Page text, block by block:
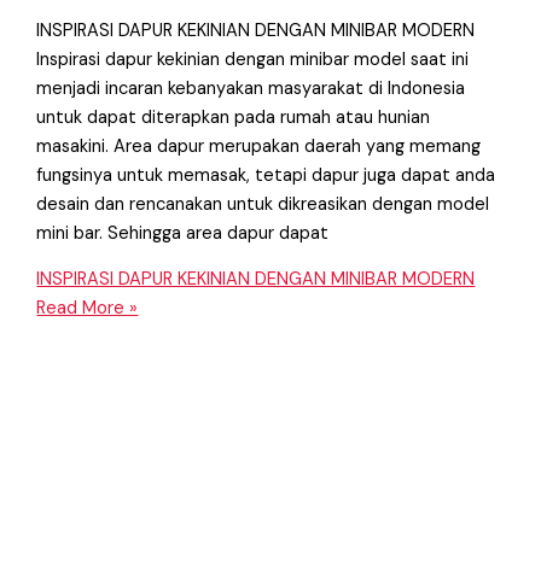
INSPIRASI DAPUR KEKINIAN DENGAN MINIBAR MODERN
Inspirasi dapur kekinian dengan minibar model saat ini
menjadi incaran kebanyakan masyarakat di Indonesia
untuk dapat diterapkan pada rumah atau hunian
masakini. Area dapur merupakan daerah yang memang
fungsinya untuk memasak, tetapi dapur juga dapat anda
desain dan rencanakan untuk dikreasikan dengan model
mini bar. Sehingga area dapur dapat
INSPIRASI DAPUR KEKINIAN DENGAN MINIBAR MODERN
Read More »